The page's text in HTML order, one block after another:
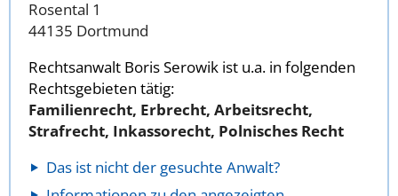
Rosental 1
44135 Dortmund
Rechtsanwalt Boris Serowik ist u.a. in folgenden
Rechtsgebieten tätig:
Familienrecht, Erbrecht, Arbeitsrecht,
Strafrecht, Inkassorecht, Polnisches Recht
Das ist nicht der gesuchte Anwalt?